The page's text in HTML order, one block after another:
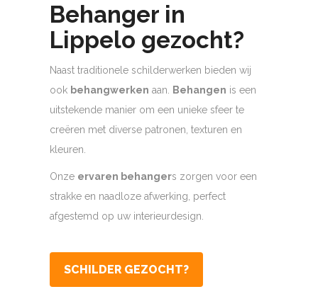
Behanger in
Lippelo gezocht?
Naast traditionele schilderwerken bieden wij
ook behangwerken aan. Behangen is een
uitstekende manier om een unieke sfeer te
creëren met diverse patronen, texturen en
kleuren.
Onze ervaren behangers zorgen voor een
strakke en naadloze afwerking, perfect
afgestemd op uw interieurdesign.
SCHILDER GEZOCHT?